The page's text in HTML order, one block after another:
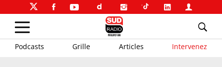
Podcasts Grille Articles Intervenez